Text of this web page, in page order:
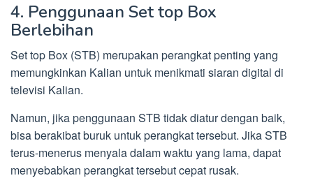
4. Penggunaan Set top Box
Berlebihan
Set top Box (STB) merupakan perangkat penting yang
memungkinkan Kalian untuk menikmati siaran digital di
televisi Kalian.
Namun, jika penggunaan STB tidak diatur dengan baik,
bisa berakibat buruk untuk perangkat tersebut. Jika STB
terus-menerus menyala dalam waktu yang lama, dapat
menyebabkan perangkat tersebut cepat rusak.